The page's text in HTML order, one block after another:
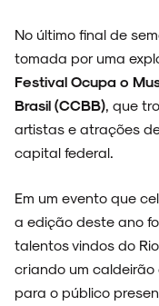
ENTREVISTAS
No último final de
tomada por uma
Festival Ocupa o
Brasil (CCBB), que
artistas e atrações
capital federal.
Em um evento que
a edição deste ano
talentos vindos do
criando um
para o público